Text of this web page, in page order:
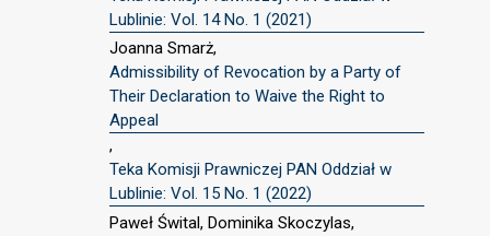
Lublinie: Vol. 14 No. 1 (2021)
Joanna Smarż,
Admissibility of Revocation by a Party of
Their Declaration to Waive the Right to
Appeal
,
Teka Komisji Prawniczej PAN Oddział w
Lublinie: Vol. 15 No. 1 (2022)
Paweł Śwital, Dominika Skoczylas,